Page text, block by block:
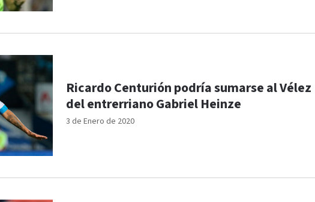
3 de Enero de 2020
Ricardo Centurión podría sumarse al Vélez
del entrerriano Gabriel Heinze